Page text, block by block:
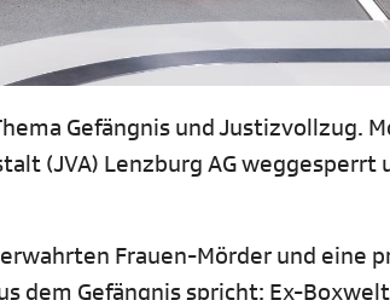
Gefängnis und Justizvollzug.
(JVA) Lenzburg AG
Frauen-Mörder und eine
dem Gefängnis spricht: Ex-